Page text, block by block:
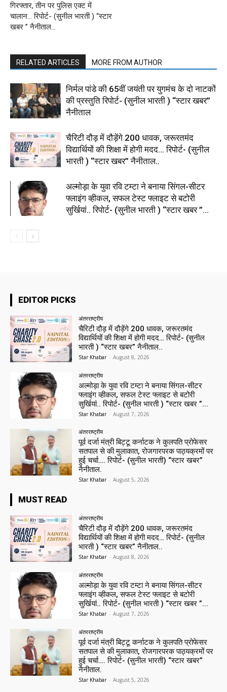
गिरफ्तार, तीन पर पुलिस एक्ट में
चालान… रिपोर्ट- (सुनील भारती ) “स्टार
खबर ” नैनीताल…
RELATED ARTICLES MORE FROM AUTHOR
निर्मल पांडे की 65वीं जयंती पर युगमंच के दो नाटकों
की प्रस्तुति रिपोर्ट- (सुनील भारती ) “स्टार खबर”
नैनीताल
चैरिटी दौड़ में दौड़ेंगे 200 धावक, जरूरतमंद
विद्यार्थियों की शिक्षा में होगी मदद… रिपोर्ट- (सुनील
भारती ) “स्टार खबर” नैनीताल..
अल्मोड़ा के युवा रवि टम्टा ने बनाया सिंगल-सीटर
फ्लाइंग व्हीकल, सफल टेस्ट फ्लाइट से बटोरी
सुर्खियां.. रिपोर्ट- (सुनील भारती ) “स्टार खबर ”...
EDITOR PICKS
अंतरराष्ट्रीय
चैरिटी दौड़ में दौड़ेंगे 200 धावक, जरूरतमंद
विद्यार्थियों की शिक्षा में होगी मदद… रिपोर्ट- (सुनील
भारती ) “स्टार खबर” नैनीताल..
Star Khabar - August 8, 2026
अंतरराष्ट्रीय
अल्मोड़ा के युवा रवि टम्टा ने बनाया सिंगल-सीटर
फ्लाइंग व्हीकल, सफल टेस्ट फ्लाइट से बटोरी
सुर्खियां.. रिपोर्ट- (सुनील भारती ) “स्टार खबर ”...
Star Khabar - August 7, 2026
अंतरराष्ट्रीय
पूर्व दर्जा मंत्री बिट्टू कर्नाटक ने कुलपति प्रोफेसर
सतपाल से की मुलाकात, रोजगारपरक पाठ्यक्रमों पर
हुई चर्चा…. रिपोर्ट- (सुनील भारती) “स्टार खबर”
नैनीताल.
Star Khabar - August 5, 2026
MUST READ
अंतरराष्ट्रीय
चैरिटी दौड़ में दौड़ेंगे 200 धावक, जरूरतमंद
विद्यार्थियों की शिक्षा में होगी मदद… रिपोर्ट- (सुनील
भारती ) “स्टार खबर” नैनीताल..
Star Khabar - August 8, 2026
अंतरराष्ट्रीय
अल्मोड़ा के युवा रवि टम्टा ने बनाया सिंगल-सीटर
फ्लाइंग व्हीकल, सफल टेस्ट फ्लाइट से बटोरी
सुर्खियां.. रिपोर्ट- (सुनील भारती ) “स्टार खबर ”...
Star Khabar - August 7, 2026
अंतरराष्ट्रीय
पूर्व दर्जा मंत्री बिट्टू कर्नाटक ने कुलपति प्रोफेसर
सतपाल से की मुलाकात, रोजगारपरक पाठ्यक्रमों पर
हुई चर्चा…. रिपोर्ट- (सुनील भारती) “स्टार खबर”
नैनीताल.
Star Khabar - August 5, 2026